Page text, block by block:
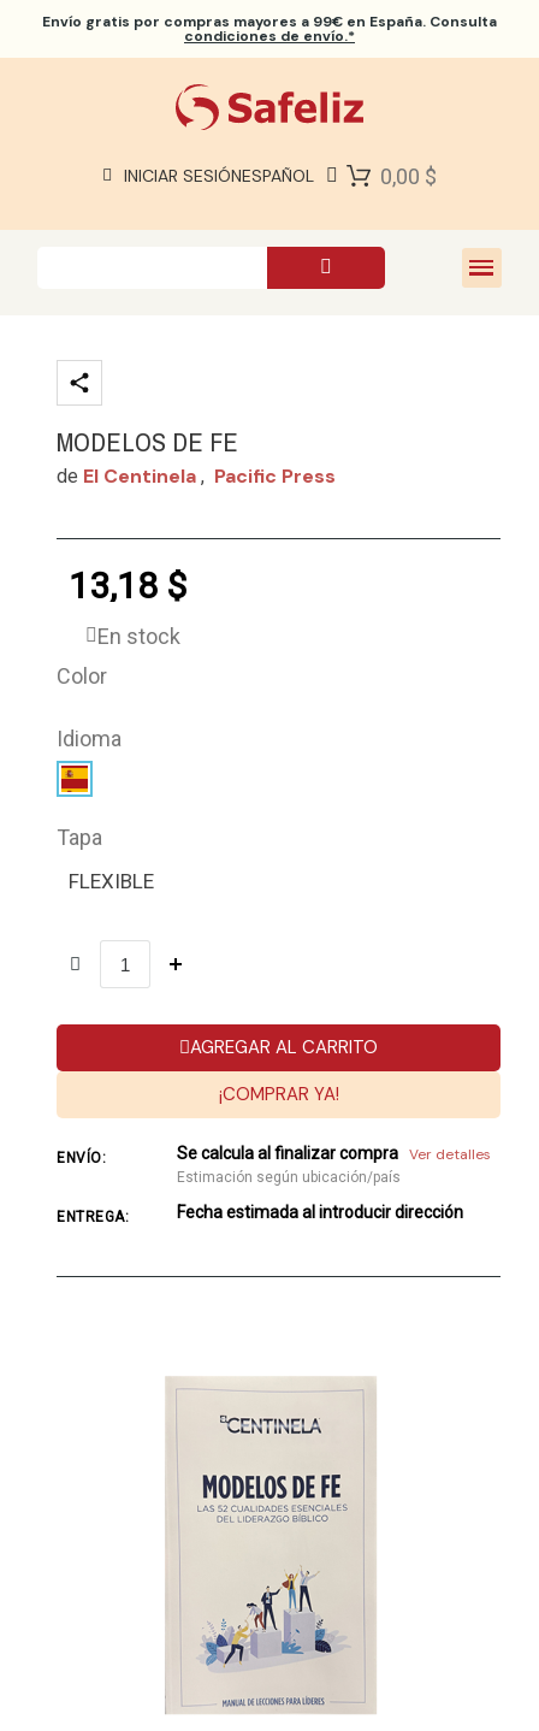
Envío gratis por compras mayores a 99€ en España. Consulta
condiciones de envío.*
INICIAR SESIÓNESPAÑOL 0,00 $
MODELOS DE FE
de El Centinela , Pacific Press
13,18 $
En stock
Color
Idioma
Tapa
FLEXIBLE
AGREGAR AL CARRITO
¡COMPRAR YA!
ENVÍO: Se calcula al finalizar compra Ver detalles
Estimación según ubicación/país
ENTREGA: Fecha estimada al introducir dirección